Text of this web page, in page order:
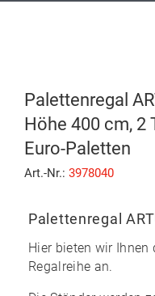
Palettenregal
Höhe 400 cm, 2
Euro-Paletten
Art.-Nr.: 3978040
Palettenregal
Hier bieten wir Ihnen
Regalreihe an.